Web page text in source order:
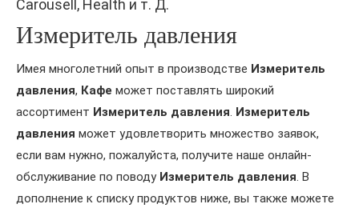
Carousell, Health и т. Д.
Измеритель давления
Имея многолетний опыт в производстве Измеритель
давления, Кафе может поставлять широкий
ассортимент Измеритель давления. Измеритель
давления может удовлетворить множество заявок,
если вам нужно, пожалуйста, получите наше онлайн-
обслуживание по поводу Измеритель давления. В
дополнение к списку продуктов ниже, вы также можете